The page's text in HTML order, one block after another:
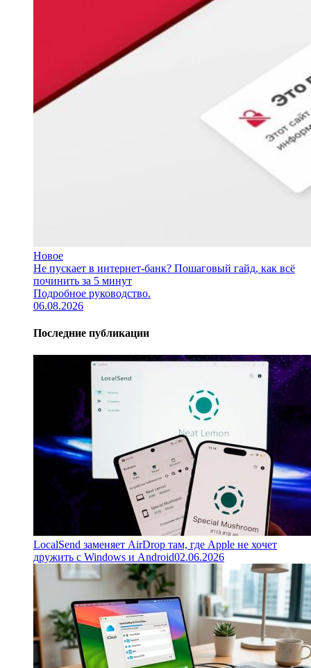
Новое
Не пускает в интернет-банк? Пошаговый гайд, как всё
починить за 5 минут
Подробное руководство.
06.08.2026
Последние публикации
LocalSend заменяет AirDrop там, где Apple не хочет
дружить с Windows и Android02.06.2026